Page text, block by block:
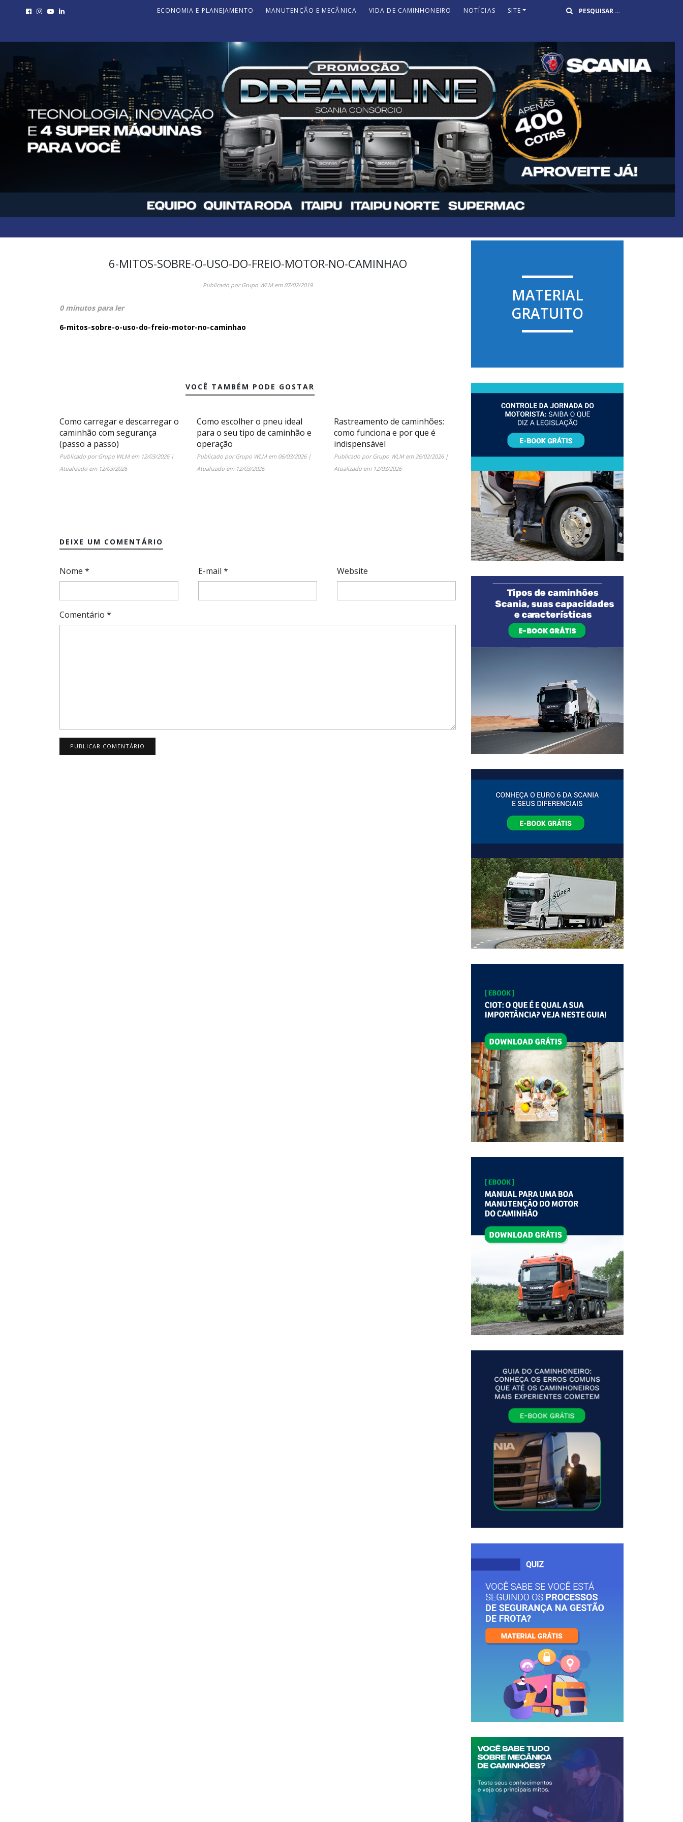
ECONOMIA E PLANEJAMENTO MANUTENÇÃO E MECÂNICA VIDA DE CAMINHONEIRO NOTÍCIAS SITE Buscar
6-MITOS-SOBRE-O-USO-DO-FREIO-MOTOR-NO-CAMINHAO
Publicado porGrupo WLMem 07/02/2019
0 minutos para ler
6-mitos-sobre-o-uso-do-freio-motor-no-caminhao
VOCÊ TAMBÉM PODE GOSTAR
Como carregar e descarregar o
caminhão com segurança
(passo a passo)
Publicado porGrupo WLMem 12/03/2026|
Atualizado em 12/03/2026
Como escolher o pneu ideal
para o seu tipo de caminhão e
operação
Publicado porGrupo WLMem 06/03/2026|
Atualizado em 12/03/2026
Rastreamento de caminhões:
como funciona e por que é
indispensável
Publicado porGrupo WLMem 26/02/2026|
Atualizado em 12/03/2026
DEIXE UM COMENTÁRIO
Nome * E-mail * Website
Comentário *
MATERIAL
GRATUITO